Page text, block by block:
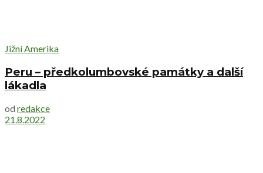
Jižní Amerika
Peru – předkolumbovské památky a další
lákadla
od redakce
21.8.2022